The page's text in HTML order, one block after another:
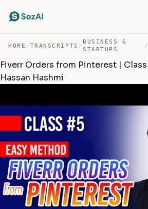
HOME / TRANSCRIPTS /
BUSINESS &
STARTUPS
/
Fiverr Orders from Pinterest |
Hassan Hashmi